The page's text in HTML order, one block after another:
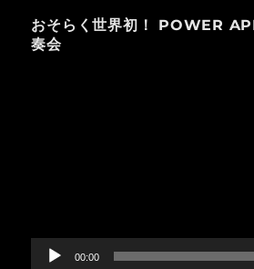
おそらく世界初！ POWER
奏会
ー
00:00